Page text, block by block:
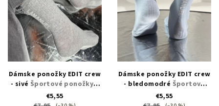
t
o
p
r
d
u
kDámske ponožky EDIT crew
- sivé Športové ponožky s
kontrastným logom
€5,55
Dámske ponožky EDIT crew
- bledomodré Športové
ponožky s kontrastným
logom
€5,55